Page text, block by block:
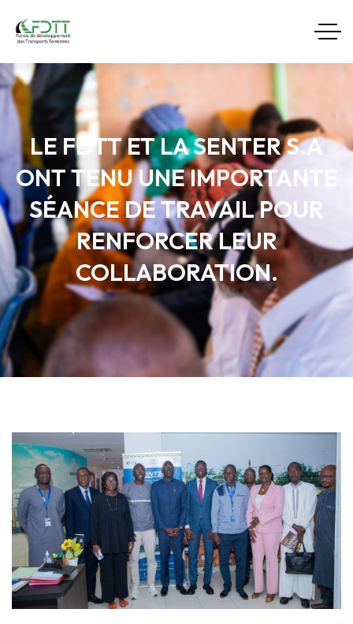
LE FDTT ET LA SENTER S.A
ONT TENU UNE IMPORTANTE
SÉANCE DE TRAVAIL POUR
RENFORCER LEUR
COLLABORATION.